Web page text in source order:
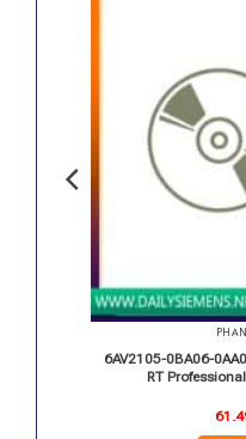
6AV2105-0BA06-
RT